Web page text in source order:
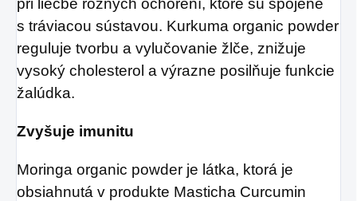
pri liečbe rôznych ochorení, ktoré sú spojené
s tráviacou sústavou. Kurkuma organic powder
reguluje tvorbu a vylučovanie žlče, znižuje
vysoký cholesterol a výrazne posilňuje funkcie
žalúdka.
Zvyšuje imunitu
Moringa organic powder je látka, ktorá je
obsiahnutá v produkte Masticha Curcumin